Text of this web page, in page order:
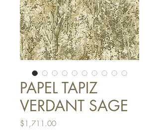
PAPEL TAPIZ
VERDANT SAGE
$1,711.00Precio